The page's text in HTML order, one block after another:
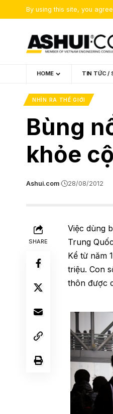
By using this site, you
HOME TIN TỨC /
NHÌN RA THẾ GIỚI
Bùng
khỏe
Ashui.com 28/08/2012
SHARE
Việc dùng
Trung
Kể từ năm
triệu. Con
thôn được